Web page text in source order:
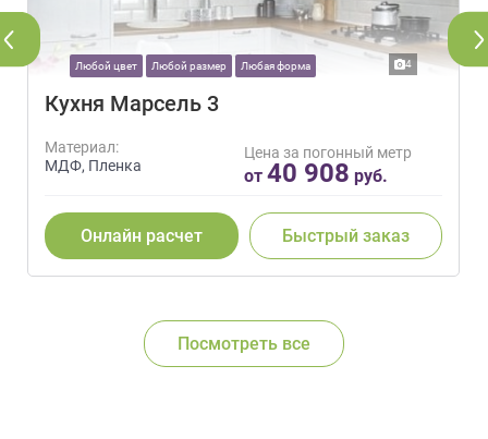
Любой цвет Любой размер Любая форма 4
Кухня Марсель 3
Материал:
МДФ, Пленка
Цена за погонный метр
от 40 908 руб.
Онлайн расчет Быстрый заказ
Посмотреть все